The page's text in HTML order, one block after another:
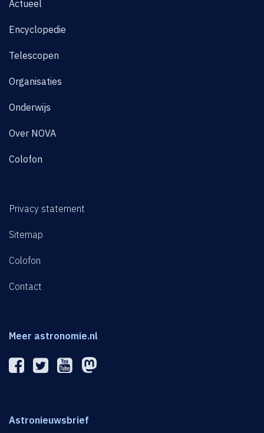
Actueel
Encyclopedie
Telescopen
Organisaties
Onderwijs
Over NOVA
Colofon
Privacy statement
Sitemap
Colofon
Contact
Meer astronomie.nl
Astronieuwsbrief